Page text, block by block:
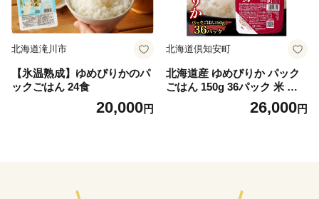
北海道滝川市
【氷温熟成】ゆめぴりかのパ
ックごはん 24食
20,000円
北海道倶知安町
北海道産 ゆめぴりか パック
ごはん 150g 36パック 米 ホ
クレン 白米 ご飯 パック まと
め買い 簡単 レンジ 仕送り 備
26,000円